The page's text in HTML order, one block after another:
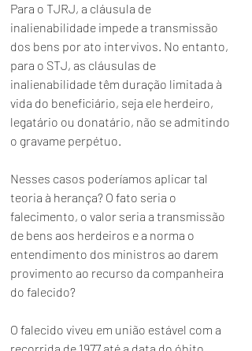
Para o TJRJ, a cláusula de
inalienabilidade impede a transmissão
dos bens por ato intervivos. No entanto,
para o STJ, as cláusulas de
inalienabilidade têm duração limitada à
vida do beneficiário, seja ele herdeiro,
legatário ou donatário, não se admitindo
o gravame perpétuo.
Nesses casos poderíamos aplicar tal
teoria à herança? O fato seria o
falecimento, o valor seria a transmissão
de bens aos herdeiros e a norma o
entendimento dos ministros ao darem
provimento ao recurso da companheira
do falecido?
O falecido viveu em união estável com a